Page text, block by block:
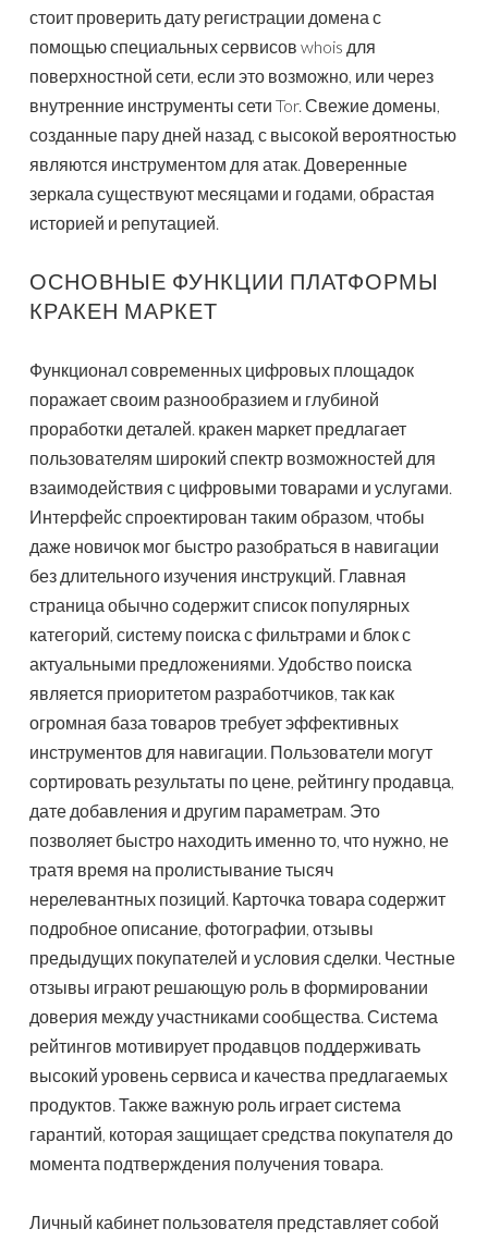
стоит проверить дату регистрации домена с
помощью специальных сервисов whois для
поверхностной сети, если это возможно, или через
внутренние инструменты сети Tor. Свежие домены,
созданные пару дней назад, с высокой вероятностью
являются инструментом для атак. Доверенные
зеркала существуют месяцами и годами, обрастая
историей и репутацией.
ОСНОВНЫЕ ФУНКЦИИ ПЛАТФОРМЫ
КРАКЕН МАРКЕТ
Функционал современных цифровых площадок
поражает своим разнообразием и глубиной
проработки деталей. кракен маркет предлагает
пользователям широкий спектр возможностей для
взаимодействия с цифровыми товарами и услугами.
Интерфейс спроектирован таким образом, чтобы
даже новичок мог быстро разобраться в навигации
без длительного изучения инструкций. Главная
страница обычно содержит список популярных
категорий, систему поиска с фильтрами и блок с
актуальными предложениями. Удобство поиска
является приоритетом разработчиков, так как
огромная база товаров требует эффективных
инструментов для навигации. Пользователи могут
сортировать результаты по цене, рейтингу продавца,
дате добавления и другим параметрам. Это
позволяет быстро находить именно то, что нужно, не
тратя время на пролистывание тысяч
нерелевантных позиций. Карточка товара содержит
подробное описание, фотографии, отзывы
предыдущих покупателей и условия сделки. Честные
отзывы играют решающую роль в формировании
доверия между участниками сообщества. Система
рейтингов мотивирует продавцов поддерживать
высокий уровень сервиса и качества предлагаемых
продуктов. Также важную роль играет система
гарантий, которая защищает средства покупателя до
момента подтверждения получения товара.
Личный кабинет пользователя представляет собой